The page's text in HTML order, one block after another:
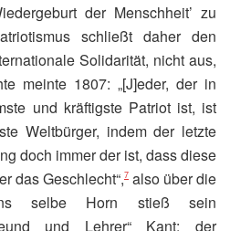
der Menschheit’ zu
schließt daher den
Solidarität, nicht aus,
meinte 1807: „[J]eder, der in
und kräftigste Patriot ist, ist
Weltbürger, indem der letzte
doch immer der ist, dass diese
das Geschlecht“,7 also über die
selbe Horn stieß sein
und Lehrer“ Kant: der